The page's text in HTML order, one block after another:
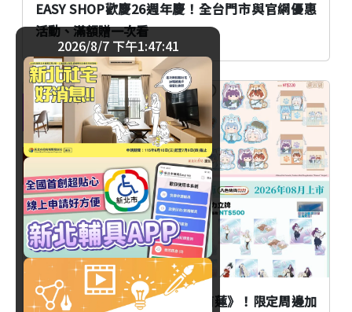
EASY SHOP歡慶26週年慶！全台門市與官網優惠
活動、滿額贈一次看
八色烤肉mini聯名《葬送的芙莉蓮》！限定周邊加
消費
2026/8/7 下午1:47:42